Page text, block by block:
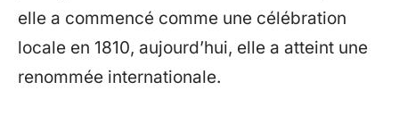
elle a commencé comme une célébration
locale en 1810, aujourd’hui, elle a atteint une
renommée internationale.